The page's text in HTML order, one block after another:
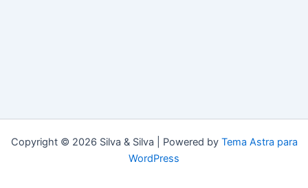
Copyright © 2026 Silva & Silva | Powered by Tema Astra para
WordPress